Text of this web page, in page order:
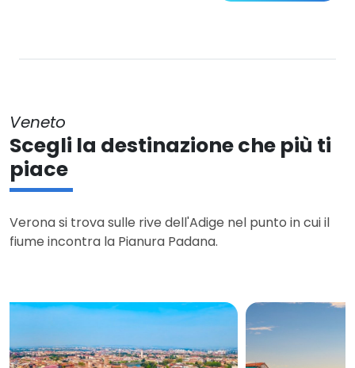
Veneto
Scegli la destinazione che più ti
piace
Verona si trova sulle rive dell'Adige nel punto in cui il
fiume incontra la Pianura Padana.